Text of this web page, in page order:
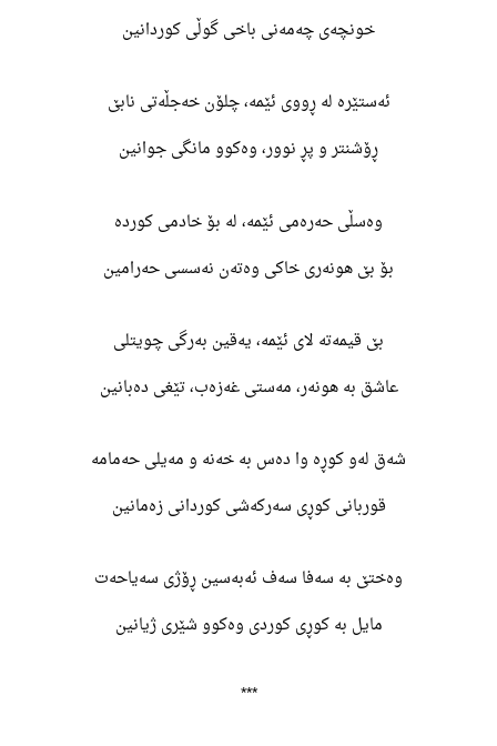
خونچەی چەمەنی باخی گوڵی کوردانین
ئەستێرە لە ڕووی ئێمە، چلۆن خەجڵەتی نابێ
ڕۆشنتر و پڕ نوور، وەکوو مانگی جوانین
وەسڵی حەرەمی ئێمە، لە بۆ خادمی کوردە
بۆ بێ هونەری خاکی وەتەن نەسسی حەرامین
بێ قیمەتە لای ئێمە، یەقین بەرگی چویتلی
عاشق بە هونەر، مەستی غەزەب، تێغی دەبانین
شەق لەو کوڕە وا دەس بە خەنە و مەیلی حەمامە
قوربانی کوڕی سەرکەشی کوردانی زەمانین
وەختێ بە سەفا سەف ئەبەسین ڕۆژی سەیاحەت
مایل بە کوڕی کوردی وەکوو شێری ژیانین
***